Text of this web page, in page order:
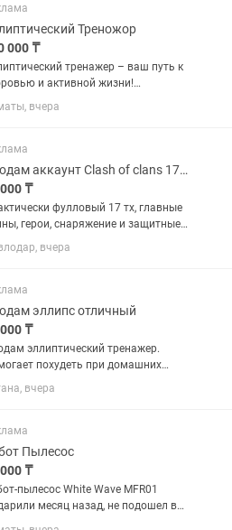
на офиц сайте описание...
Треножор
000 ₸
тренажер – ваш путь к
и активной жизни!
тренажеры –
способ поддерживать
тренировки помогают
вчера
Продам аккаунт Clash of clans 17 тх фулл
₸
фулловый 17 тх, главные
герои, снаряжение и защитные
фулловые. Чемпионка
еще 3 Плюсом идет клан...
вчера
эллипс отличный
₸
эллиптический тренажер.
похудеть при домашних
Состояние отличное все
тренажер
конечности, верхние...
вчера
Пылесос
₸
пылесос White Wave MFR01
месяц назад, не подошел в